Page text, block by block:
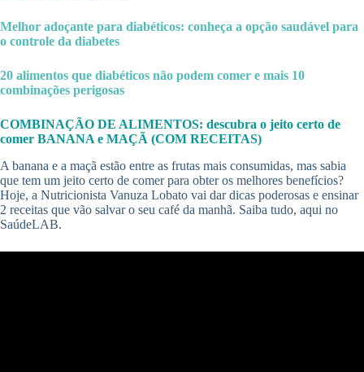
Melhor adoçante para diabéticos: conheça a opção saudável para
o controle da diabetes
20 alimentos que diabéticos não podem comer e mais 10
combinações perigosas
COMBINAÇÃO DE ALIMENTOS: descubra o jeito certo de
comer BANANA e MAÇÃ (COM RECEITAS)
A banana e a maçã estão entre as frutas mais consumidas, mas sabia
que tem um jeito certo de comer para obter os melhores benefícios?
Hoje, a Nutricionista Vanuza Lobato vai dar dicas poderosas e ensinar
2 receitas que vão salvar o seu café da manhã. Saiba tudo, aqui no
SaúdeLAB.